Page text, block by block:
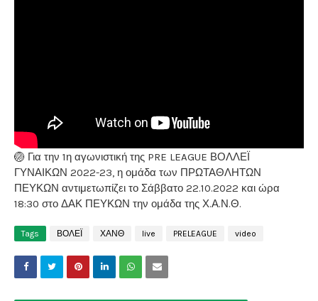
🏐 Για την 1η αγωνιστική της PRE LEAGUE ΒΟΛΛΕΪ
ΓΥΝΑΙΚΩΝ 2022-23, η ομάδα των ΠΡΩΤΑΘΛΗΤΩΝ
ΠΕΥΚΩΝ αντιμετωπίζει το Σάββατο 22.10.2022 και ώρα
18:30 στο ΔΑΚ ΠΕΥΚΩΝ την ομάδα της Χ.Α.Ν.Θ.
Tags ΒΟΛΕΪ ΧΑΝΘ live PRELEAGUE video